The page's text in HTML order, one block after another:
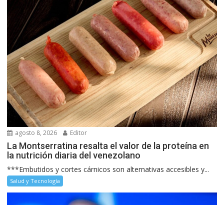
agosto 8, 2026 Editor
La Montserratina resalta el valor de la proteína en
la nutrición diaria del venezolano
***Embutidos y cortes cárnicos son alternativas accesibles y...
Salud y Tecnología